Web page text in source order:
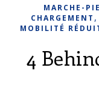
MARCHE-
CHARGEMENT ,
MOBILITÉ
4